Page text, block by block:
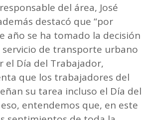
del área, José
destacó que “por
año se ha tomado la decisión
de transporte urbano
el Día del Trabajador,
que los trabajadores del
su tarea incluso el Día del
entendemos que, en este